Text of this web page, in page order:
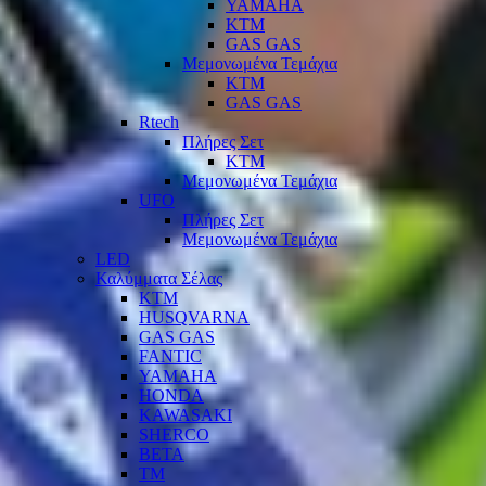
YAMAHA
KTM
GAS GAS
Μεμονωμένα Τεμάχια
KTM
GAS GAS
Rtech
Πλήρες Σετ
KTM
Μεμονωμένα Τεμάχια
UFO
Πλήρες Σετ
Μεμονωμένα Τεμάχια
LED
Καλύμματα Σέλας
KTM
HUSQVARNA
GAS GAS
FANTIC
YAMAHA
HONDA
KAWASAKI
SHERCO
BETA
TM